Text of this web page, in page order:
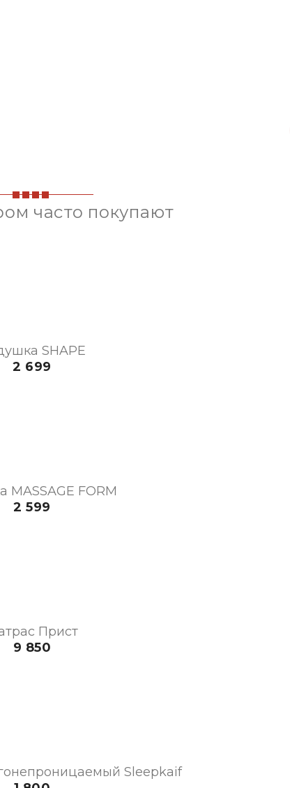
часто покупают
SHAPE
2 699
MASSAGE FORM
2 599
Прист
9 850
Sleepkaif